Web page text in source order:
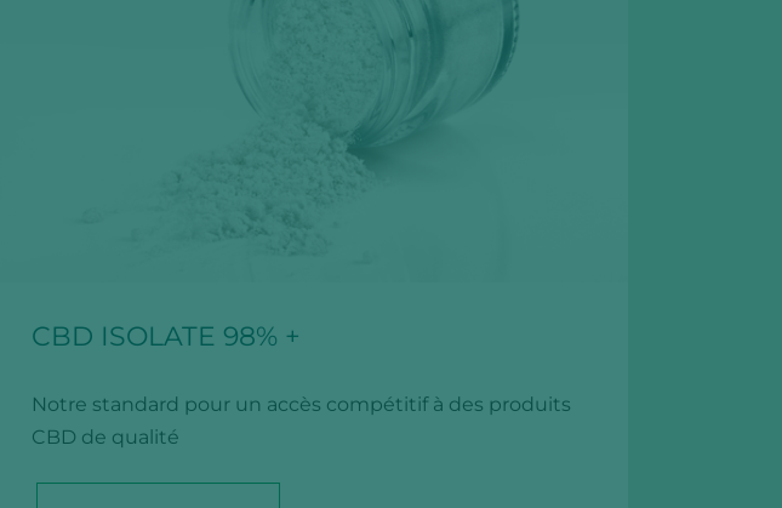
CBD ISOLATE 98% +
Notre standard pour un accès compétitif à des produits
CBD de qualité